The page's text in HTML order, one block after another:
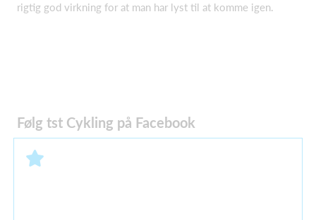
rigtig god virkning for at man har lyst til at komme igen.
Følg tst Cykling på Facebook